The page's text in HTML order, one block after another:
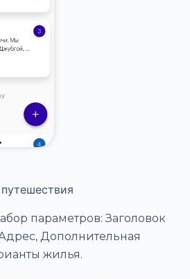
параметров: Заголовок
Дополнительная
жилья.